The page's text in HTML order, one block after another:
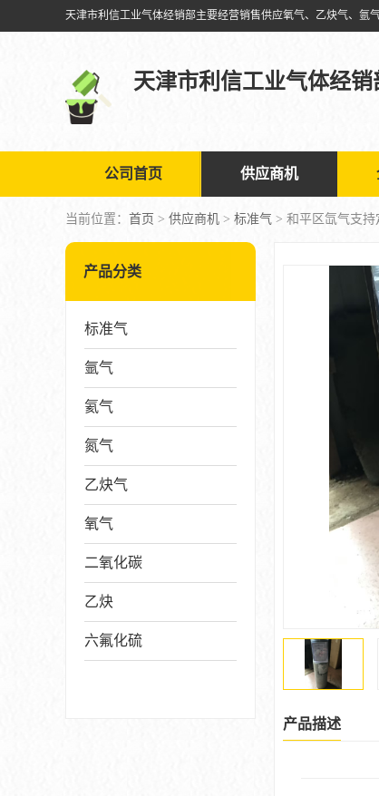
天津市利信工业气体经销
公司首页 供应商机
当前位置： 首页 > 供应商机 > 标准气 > 和平区氙气支
产品分类
标准气
氩气
氦气
氮气
乙炔气
氧气
二氧化碳
乙炔
六氟化硫
产品描述